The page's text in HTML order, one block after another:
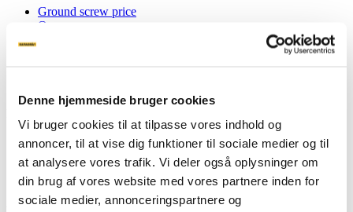
Denne hjemmeside bruger cookies
Vi bruger cookies til at tilpasse vores indhold og
annoncer, til at vise dig funktioner til sociale medier og til
at analysere vores trafik. Vi deler også oplysninger om
din brug af vores website med vores partnere inden for
sociale medier, annonceringspartnere og
Ground screw price
Our screws
Inspiration
Private
Business
About Stop Digging